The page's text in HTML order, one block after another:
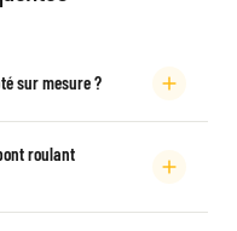
sur mesure ?
roulant